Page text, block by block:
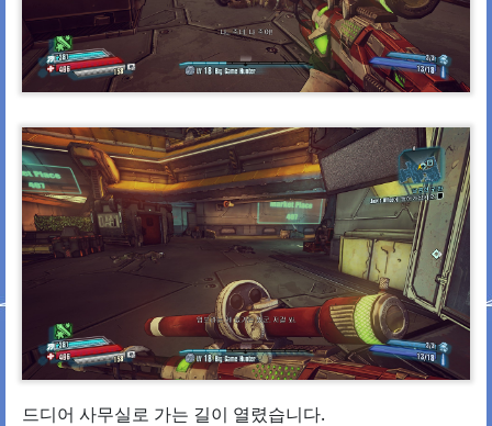
드디어 사무실로 가는 길이 열렸습니다.